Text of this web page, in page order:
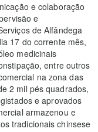
e colaboração
e
de Alfândega
17 do corrente mês,
medicinais
entre outros
na zona das
2 mil pés quadrados,
e aprovados
armazenou e
tradicionais chinsese